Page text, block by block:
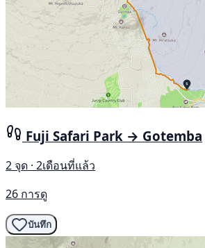
Fuji Safari Park → Gotemba
2 จุด · 2เดือนที่แล้ว
26 การดู
บันทึก